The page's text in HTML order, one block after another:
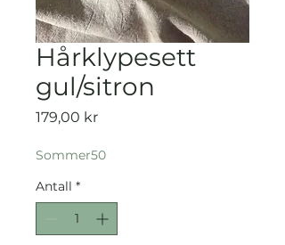
Hårklypesett
gul/sitron
179,00 krPris
Sommer50
Antall *